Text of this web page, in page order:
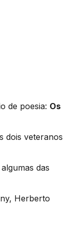
de poesia: Os
dois veteranos
das
Herberto